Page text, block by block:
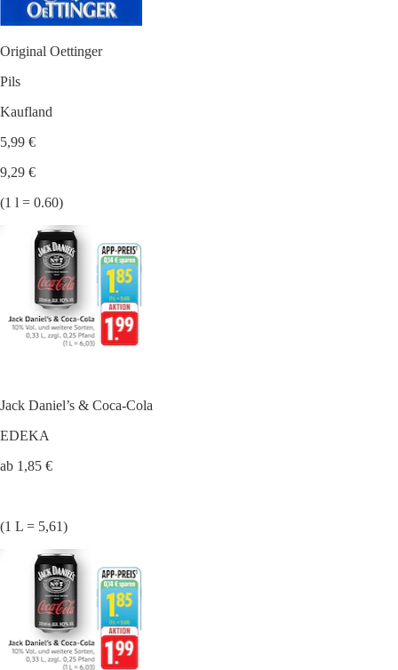
Original Oettinger
Pils
Kaufland
5,99 €
9,29 €
(1 l = 0.60)
Jack Daniel’s & Coca-Cola
EDEKA
ab 1,85 €
(1 L = 5,61)